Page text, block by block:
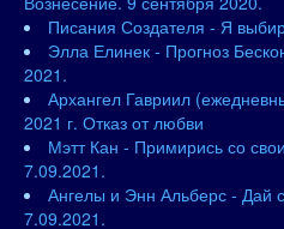
Писания Создателя - Я
Элла Елинек - Прогноз
2021.
Архангел Гавриил
2021 г. Отказ от любви
Мэтт Кан - Примирись со
7.09.2021.
Ангелы и Энн Альберс - Дай
7.09.2021.